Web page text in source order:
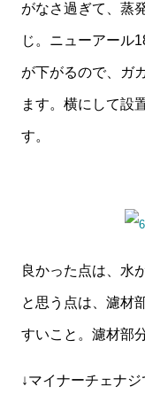
がなさ過ぎて、蒸
じ。ニューアール
が下がるので、ガ
ます。横にして設
す。
良かった点は、水
と思う点は、濾材
すいこと。濾材部
↓マイナーチェナ